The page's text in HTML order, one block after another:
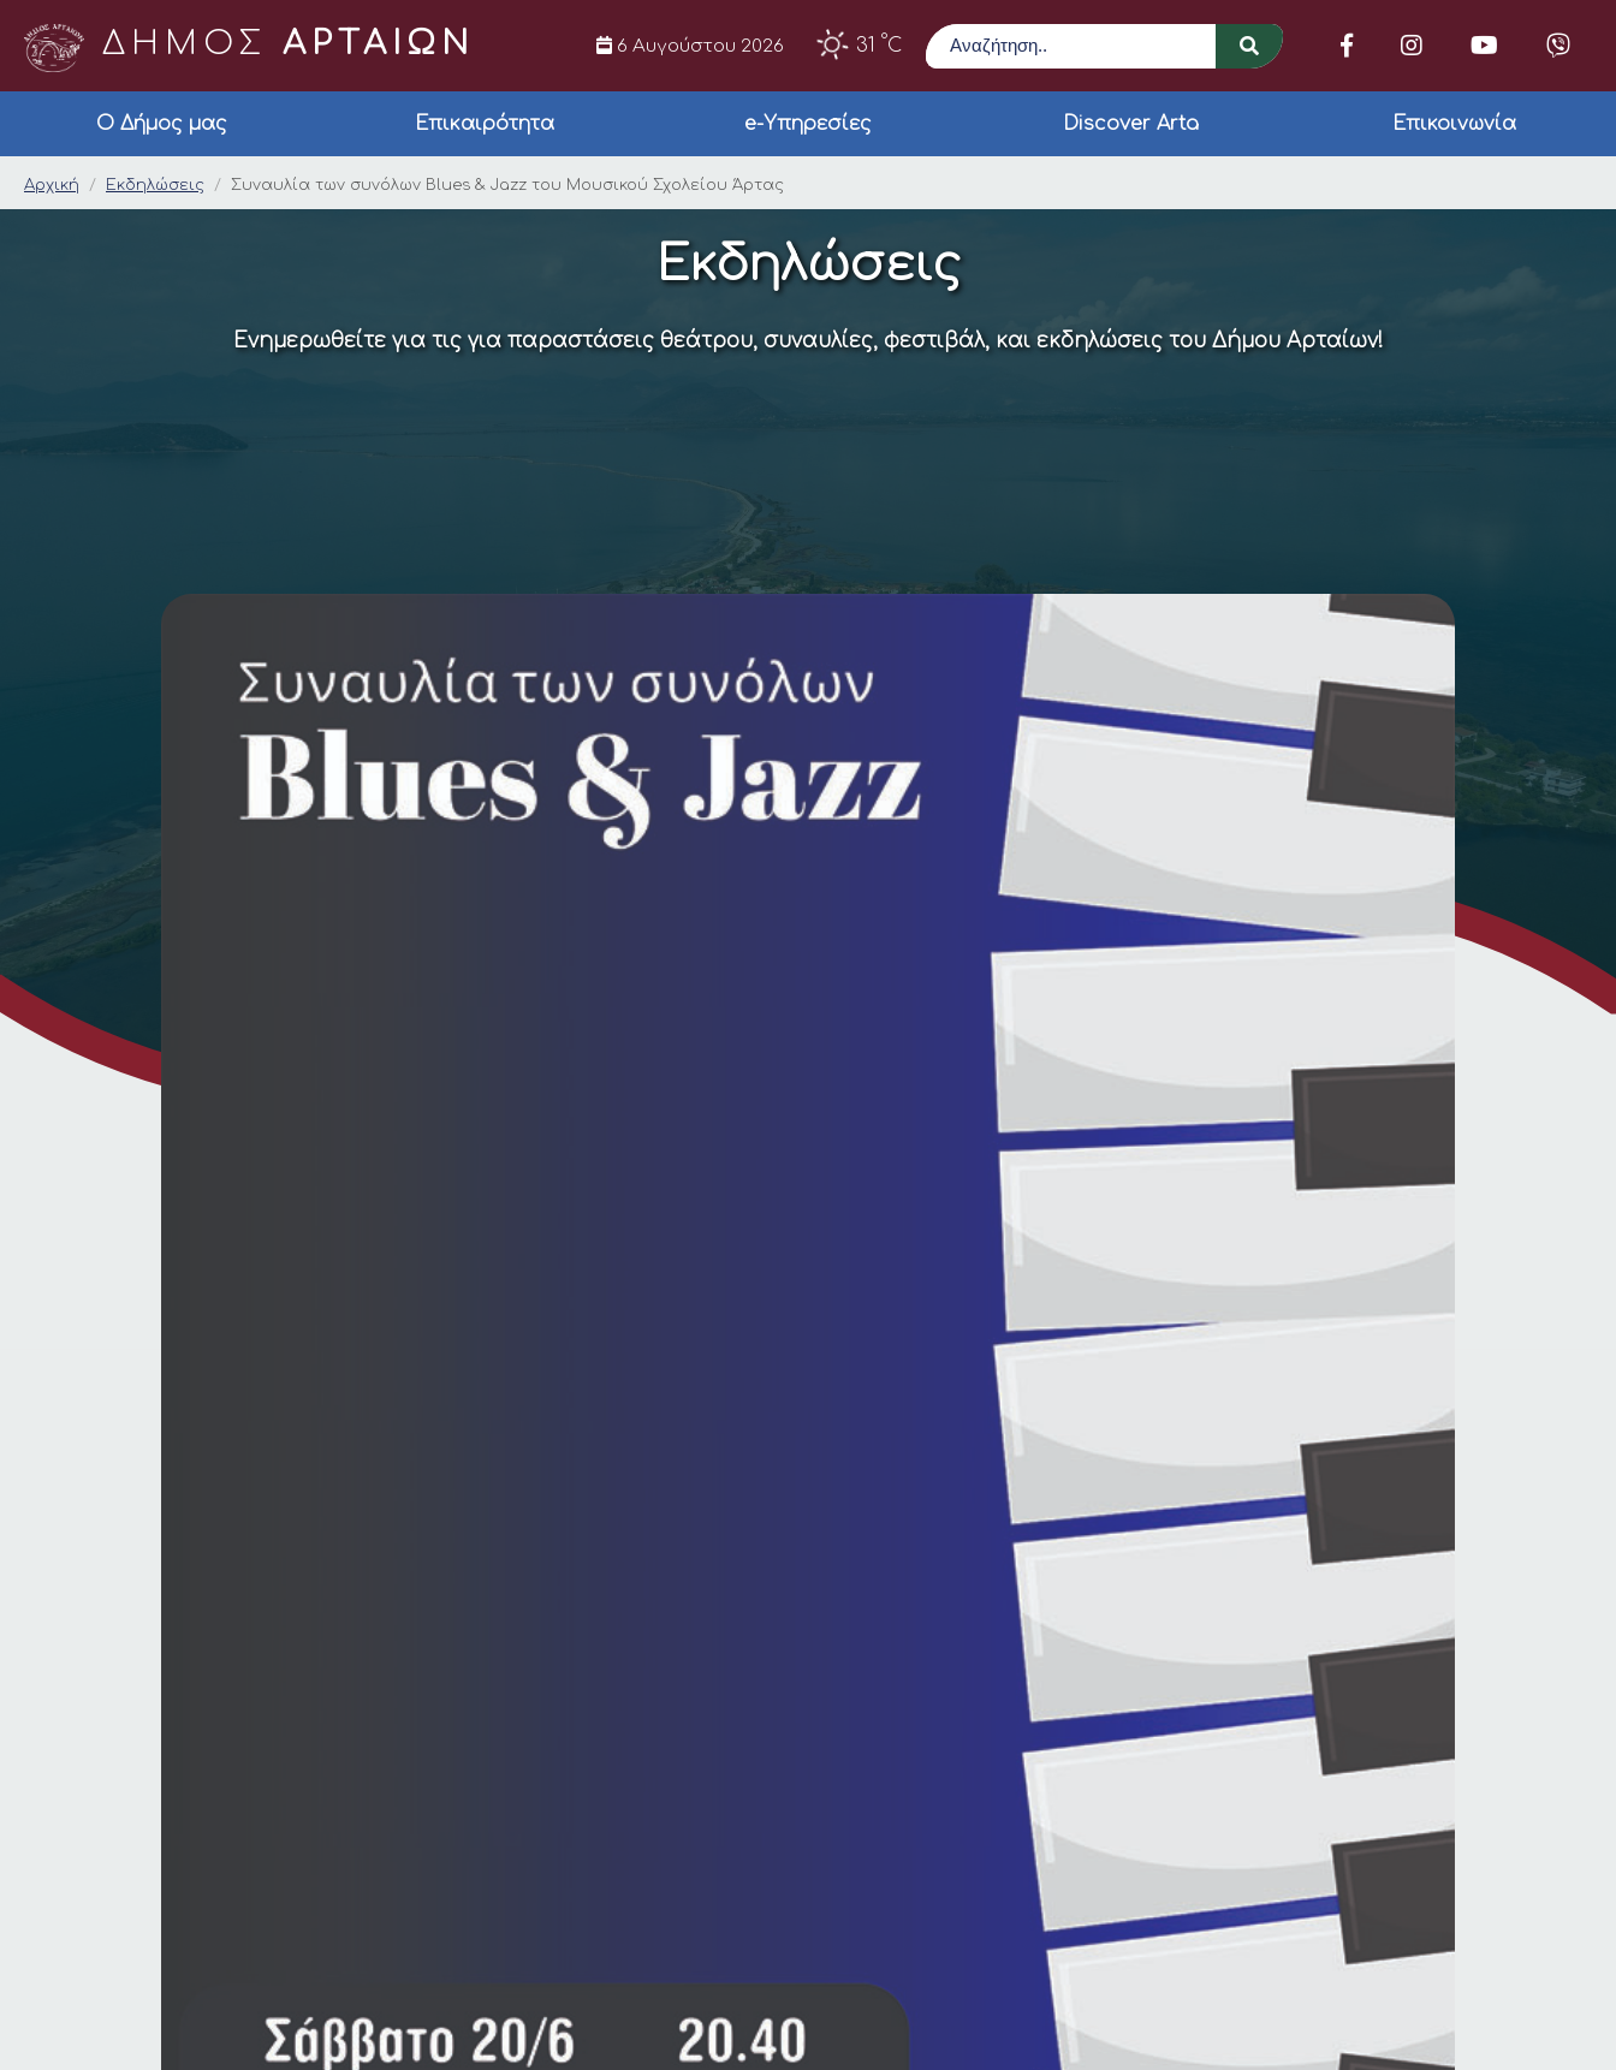
ΔΗΜΟΣ ΑΡΤΑΙΩΝ 6 Αυγούστου 2026 31 °C
Αναζήτηση
Ο Δήμος μας Επικαιρότητα e-Υπηρεσίες Discover Arta Επικοινωνία
Συναυλία των συνόλων Blues & Jazz του Μουσικού Σχολείου
Αρχική Εκδηλώσεις Συναυλία των συνόλων Blues & Jazz του Μουσικού Σχολείου Άρτας
Εκδηλώσεις
Ενημερωθείτε για τις για παραστάσεις θεάτρου, συναυλίες, φεστιβάλ, και εκδηλώσεις του Δήμου Αρταίων!